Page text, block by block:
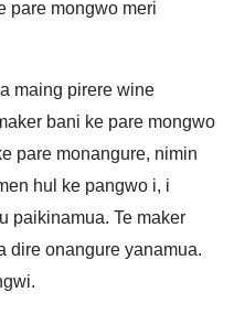
pare mongwo meri
maing pirere wine
bani ke pare mongwo
pare monangure, nimin
hul ke pangwo i, i
paikinamua. Te maker
dire onangure yanamua.